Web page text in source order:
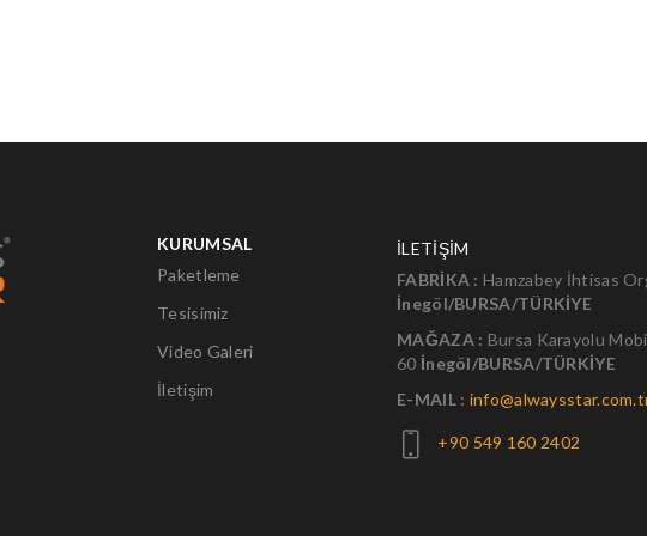
KURUMSAL
Paketleme
Tesisimiz
Video Galeri
İletişim
İLETİŞİM
FABRİKA : Hamzabey İhtisas
İnegöl/BURSA/TÜRKİYE
MAĞAZA : Bursa Karayolu
60 İnegöl/BURSA/TÜRKİYE
E-MAIL :
+90 549 160 2402